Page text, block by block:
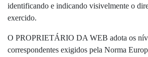
identificando e indicando visivelmente o
exercido.
O PROPRIETÁRIO DA WEB adota os
correspondentes exigidos pela Norma